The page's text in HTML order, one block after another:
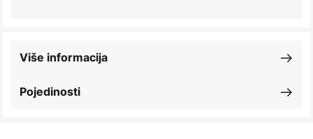
Pojedinosti
Više informacija